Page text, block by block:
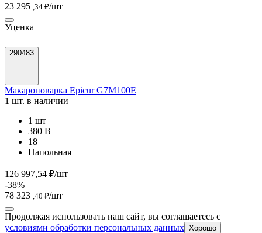
23 295 ,34 ₽/шт
Уценка
290483
Макароноварка Epicur G7M100E
1 шт. в наличии
1 шт
380 В
18
Напольная
126 997,54 ₽/шт
-38%
78 323 ,40 ₽/шт
Продолжая использовать наш сайт, вы соглашаетесь c
условиями обработки персональных данных Хорошо